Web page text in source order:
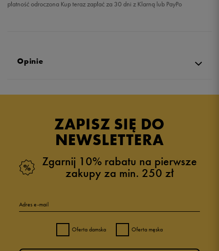
płatność odroczona Kup teraz zapłać za 30 dni z Klarną lub PayPo
Opinie
ZAPISZ SIĘ DO
NEWSLETTERA
Zgarnij 10% rabatu na pierwsze
zakupy za min. 250 zł
Adres e-mail
Oferta damska Oferta męska